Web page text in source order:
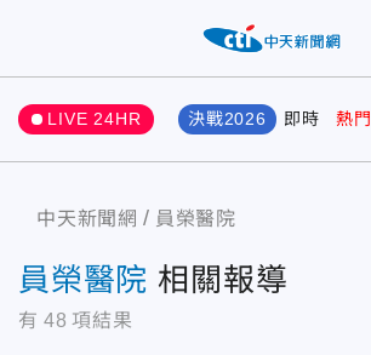
LIVE 24HR 決戰2026 即時 熱門
中天新聞網 員榮醫院
員榮醫院 相關報導
有 48 項結果